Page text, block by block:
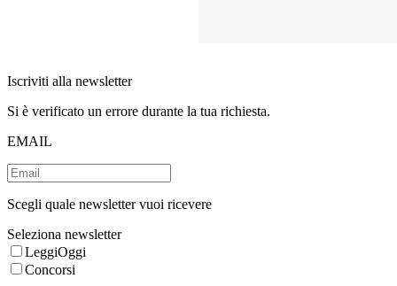
Iscriviti alla newsletter
Si è verificato un errore durante la tua richiesta.
EMAIL
Scegli quale newsletter vuoi ricevere
Seleziona newsletter
LeggiOggi
Concorsi